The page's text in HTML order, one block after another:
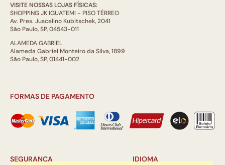
VISITE NOSSAS LOJAS FÍSICAS:
SHOPPING JK IGUATEMI - PISO TÉRREO
Av. Pres. Juscelino Kubitschek, 2041
São Paulo, SP, 04543-011
ALAMEDA GABRIEL
Alameda Gabriel Monteiro da Silva, 1899
São Paulo, SP, 01441-002
FORMAS DE PAGAMENTO
SEGURANÇA IDIOMA